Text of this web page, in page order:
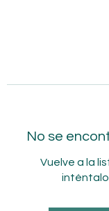
No se
Vuelve a la
inténtalo